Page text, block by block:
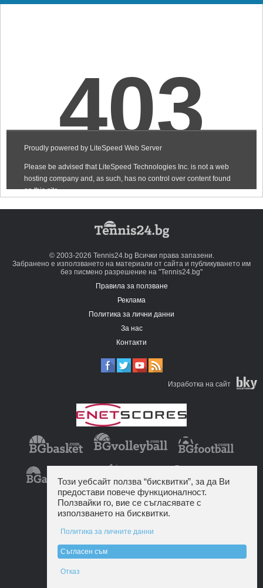
© 2003-2026 Tennis24.bg Всички права запазени.
Забранено е използването на материали от сайта и публикуването им
без писмено разрешение на "Tennis24.bg"
Правила за ползване
Реклама
Политика за лични данни
За нас
Контакти
Изработка на сайт
Този уебсайт ползва “бисквитки”, за да Ви
предостави повече функционалност.
Ползвайки го, вие се съгласявате с
използването на бисквитки.
Политика за личните данни
Съгласен съм
Отказ